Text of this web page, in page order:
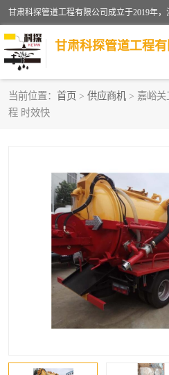
甘肃科探管道工程有
当前位置： 首页 > 供应商机 > 嘉峪
程 时效快
管道安装维修
供热管道漏水
自来水管漏水
高压车疏通清淤